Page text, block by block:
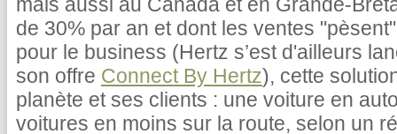
de 30% par an et dont les ventes
pour le business (Hertz s’est d'ailleurs
son offre Connect By Hertz), cette
planète et ses clients : une voiture en
voitures en moins sur la route, selon un